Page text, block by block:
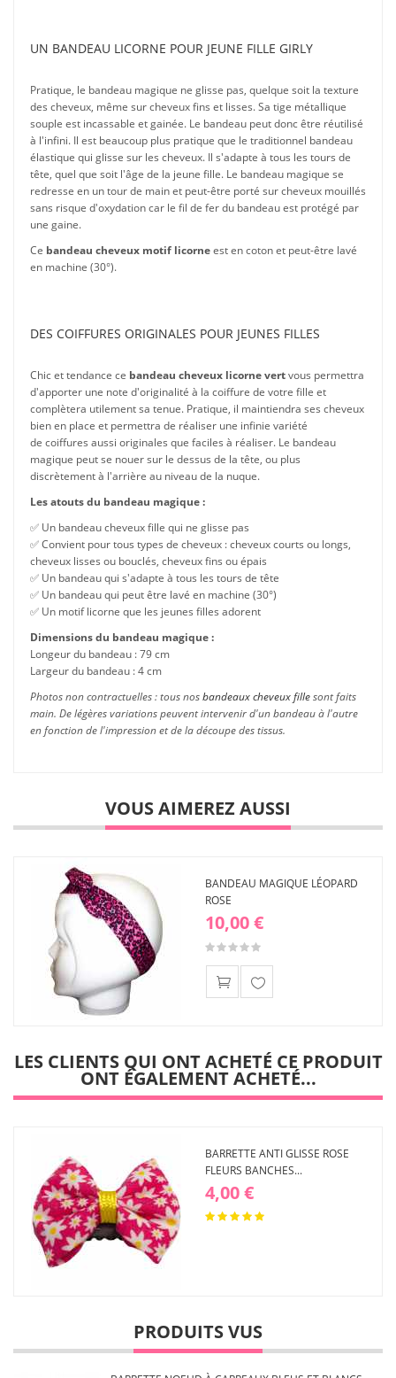
UN BANDEAU LICORNE POUR JEUNE FILLE GIRLY
Pratique, le bandeau magique ne glisse pas, quelque soit la texture
des cheveux, même sur cheveux fins et lisses. Sa tige métallique
souple est incassable et gainée. Le bandeau peut donc être réutilisé
à l'infini. Il est beaucoup plus pratique que le traditionnel bandeau
élastique qui glisse sur les cheveux. Il s'adapte à tous les tours de
tête, quel que soit l'âge de la jeune fille. Le bandeau magique se
redresse en un tour de main et peut-être porté sur cheveux mouillés
sans risque d'oxydation car le fil de fer du bandeau est protégé par
une gaine.
Ce bandeau cheveux motif licorneest en coton et peut-être lavé
en machine (30°).
DES COIFFURES ORIGINALES POUR JEUNES FILLES
Chic et tendance ce bandeau cheveux licorne vertvous permettra
d'apporter une note d'originalité à la coiffure de votre fille et
complètera utilement sa tenue. Pratique, il maintiendra ses cheveux
bien en place et permettra de réaliser une infinie variété
de coiffures aussi originales que faciles à réaliser. Le bandeau
magique peut se nouer sur le dessus de la tête, ou plus
discrètement à l'arrière au niveau de la nuque.
Les atouts du bandeau magique :
✅ Un bandeau cheveux fille qui ne glisse pas
✅ Convient pour tous types de cheveux : cheveux courts ou longs,
cheveux lisses ou bouclés, cheveux fins ou épais
✅ Un bandeau qui s'adapte à tous les tours de tête
✅ Un bandeau qui peut être lavé en machine (30°)
✅ Un motif licorne que les jeunes filles adorent
Dimensions du bandeau magique :
Longeur du bandeau : 79 cm
Largeur du bandeau : 4 cm
Photos non contractuelles : tous nosbandeaux cheveux fillesont faits
main. De légères variations peuvent intervenir d'un bandeau à l'autre
en fonction de l'impression et de la découpe des tissus.
VOUS AIMEREZ AUSSI
BANDEAU MAGIQUE LÉOPARD
ROSE
10,00 €
d'envies
LES CLIENTS QUI ONT ACHETÉ CE PRODUIT
ONT ÉGALEMENT ACHETÉ...
BARRETTE ANTI GLISSE ROSE
FLEURS BANCHES...
4,00 €
PRODUITS VUS